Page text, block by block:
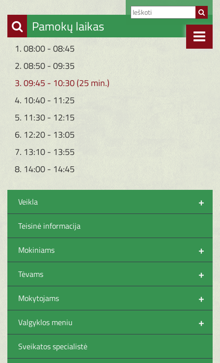
Pamokų laikas
1. 08:00 - 08:45
2. 08:50 - 09:35
3. 09:45 - 10:30 (25 min.)
4. 10:40 - 11:25
5. 11:30 - 12:15
6. 12:20 - 13:05
7. 13:10 - 13:55
8. 14:00 - 14:45
+
Veikla
Teisinė informacija
+
Mokiniams
+
Tėvams
+
Mokytojams
+
Valgyklos meniu
Sveikatos specialistė